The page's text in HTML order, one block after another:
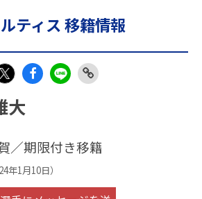
ティス 移籍情報
X
eb
k
大
／期限付き移籍
年1月10日）